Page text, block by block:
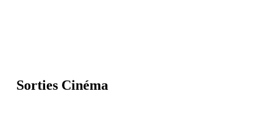
Sorties Cinéma